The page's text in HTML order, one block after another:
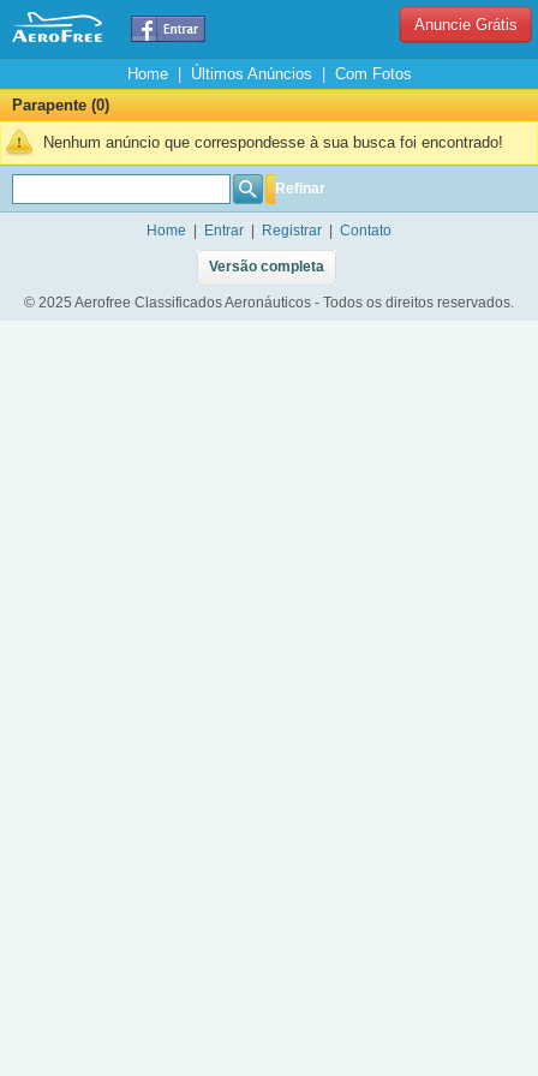
Anuncie Grátis
Home| Últimos Anúncios
Com Fotos
Parapente (0)
Nenhum anúncio que correspondesse à sua busca foi encontrado!
Refinar
Home Entrar Registrar Contato
Versão completa
© 2025 Aerofree Classificados Aeronáuticos - Todos os direitos reservados.